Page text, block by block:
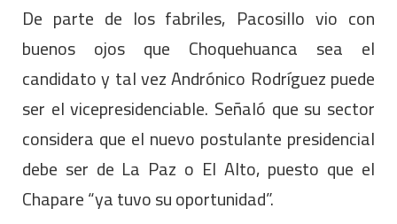
De parte de los fabriles, Pacosillo vio con
buenos ojos que Choquehuanca sea el
candidato y tal vez Andrónico Rodríguez puede
ser el vicepresidenciable. Señaló que su sector
considera que el nuevo postulante presidencial
debe ser de La Paz o El Alto, puesto que el
Chapare “ya tuvo su oportunidad”.